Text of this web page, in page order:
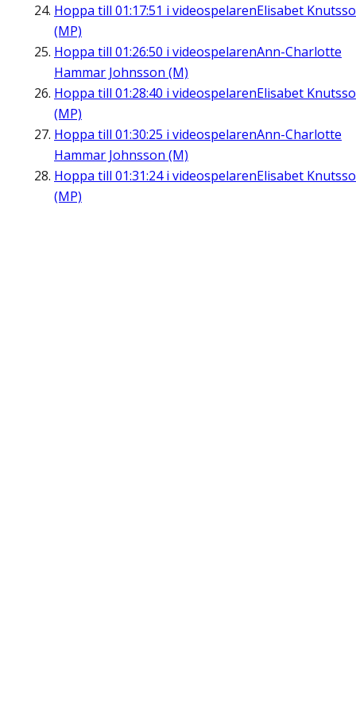
Hoppa till 01:17:51 i videospelarenElisabet
(MP)
Hoppa till 01:26:50 i videospelarenAnn-Charlotte
Hammar Johnsson (M)
Hoppa till 01:28:40 i videospelarenElisabet
(MP)
Hoppa till 01:30:25 i videospelarenAnn-Charlotte
Hammar Johnsson (M)
Hoppa till 01:31:24i videospelarenElisabet
(MP)